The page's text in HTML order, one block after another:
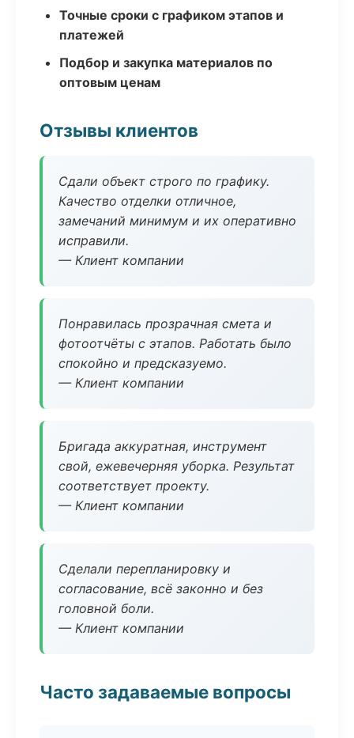
Точные сроки с графиком этапов и
платежей
Подбор и закупка материалов по
оптовым ценам
Отзывы клиентов
Сдали объект строго по графику.
Качество отделки отличное,
замечаний минимум и их оперативно
исправили.
— Клиент компании
Понравилась прозрачная смета и
фотоотчёты с этапов. Работать было
спокойно и предсказуемо.
— Клиент компании
Бригада аккуратная, инструмент
свой, ежевечерняя уборка. Результат
соответствует проекту.
— Клиент компании
Сделали перепланировку и
согласование, всё законно и без
головной боли.
— Клиент компании
Часто задаваемые вопросы